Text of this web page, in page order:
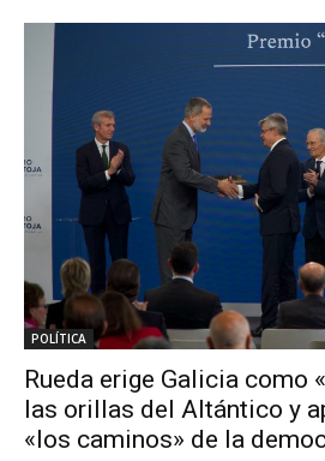
POLÍTICA
Rueda erige Galicia como
las orillas del Altántico y
«los caminos» de la